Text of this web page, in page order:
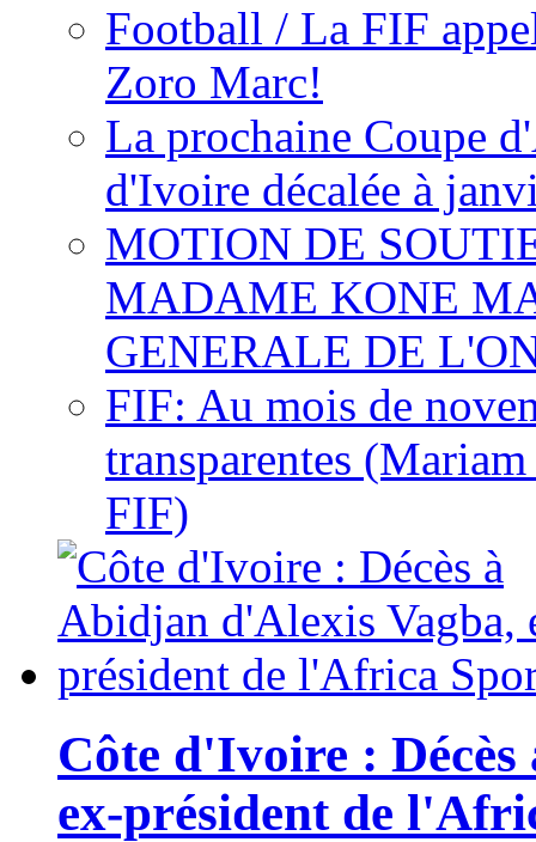
Football / La FIF
Zoro Marc!
La prochaine Coupe
d'Ivoire décalée à
MOTION DE
MADAME KONE
GENERALE DE
FIF: Au mois de
transparentes
FIF)
Côte d'Ivoire :
ex-président de